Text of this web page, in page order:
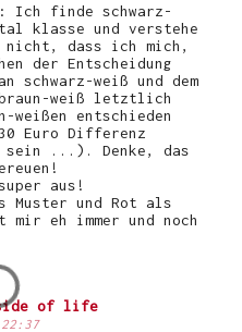
Ich finde schwarz-
klasse und verstehe
nicht, dass ich mich,
der Entscheidung
schwarz-weiß und dem
weiß letztlich
entschieden
Euro Differenz
sein ...). Denke, das
aus!
Muster und Rot als
eh immer und noch
of life